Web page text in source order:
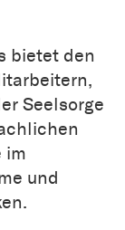
bietet den
Seelsorge
im
und